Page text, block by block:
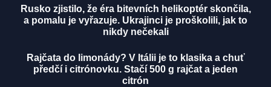
Rusko zjistilo, že éra bitevních helikoptér skončila,
a pomalu je vyřazuje. Ukrajinci je proškolili, jak to
nikdy nečekali
Rajčata do limonády? V Itálii je to klasika a chuť
předčí i citrónovku. Stačí 500 g rajčat a jeden
citrón